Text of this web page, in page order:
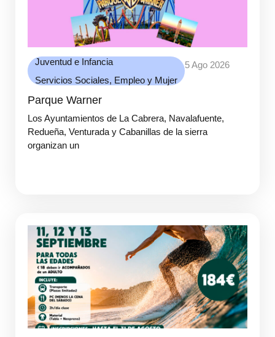
Juventud e Infancia
Servicios Sociales, Empleo y Mujer
5 Ago 2026
Parque Warner
Los Ayuntamientos de La Cabrera, Navalafuente,
Redueña, Venturada y Cabanillas de la sierra
organizan un